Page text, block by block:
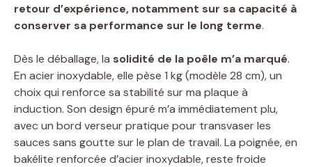
retour d’expérience, notamment sur sa capacité à
conserver sa performance sur le long terme.
Dès le déballage, la solidité de la poêle m’a marqué.
En acier inoxydable, elle pèse 1 kg (modèle 28 cm), un
choix qui renforce sa stabilité sur ma plaque à
induction. Son design épuré m’a immédiatement plu,
avec un bord verseur pratique pour transvaser les
sauces sans goutte sur le plan de travail. La poignée, en
bakélite renforcée d’acier inoxydable, reste froide